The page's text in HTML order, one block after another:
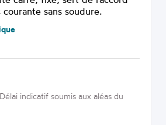
sans soudure.
indicatif soumis aux aléas du